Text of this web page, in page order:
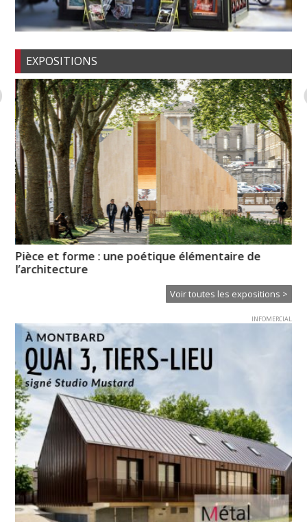
EXPOSITIONS
Pièce et forme : une poétique élémentaire de
l’architecture
Voir toutes les expositions >
INFOMERCIAL